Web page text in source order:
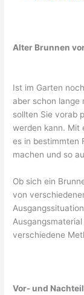
Alter Brunnen
Ist im Garten
aber schon lange
sollten Sie vorab
werden kann. Mit
es in bestimmten
machen und so
Ob sich ein
von
verschiedene
Vor- und